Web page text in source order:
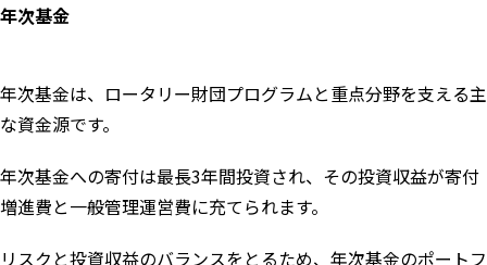
年次基金
年次基金は、ロータリー財団プログラムと重点分野を支える主
な資金源です。
年次基金への寄付は最長3年間投資され、その投資収益が寄付
増進費と一般管理運営費に充てられます。
リスクと投資収益のバランスをとるため、年次基金のポートフ